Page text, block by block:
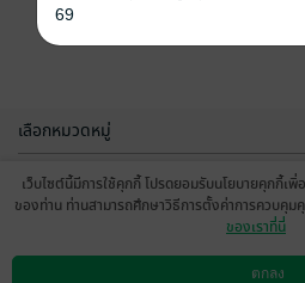
เลือกหมวดหมู่
บริการช่วยเหลือ
เว็บไซต์นี้มีการใช้คุกกี้ โปรดยอมรับนโยบายคุกกี้เ
ของท่าน ท่านสามารถศึกษาวิธีการตั้งค่าการควบคุ
ของเราที่นี่
ตกลง
69